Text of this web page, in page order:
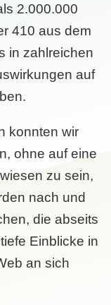
2.000.000
410 aus dem
in zahlreichen
auf
konnten wir
ohne auf eine
zu sein,
nach und
die abseits
Einblicke in
an sich